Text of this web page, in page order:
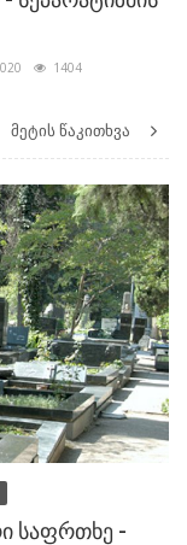
1404
მეტის წაკითხვა
საფრთხე -